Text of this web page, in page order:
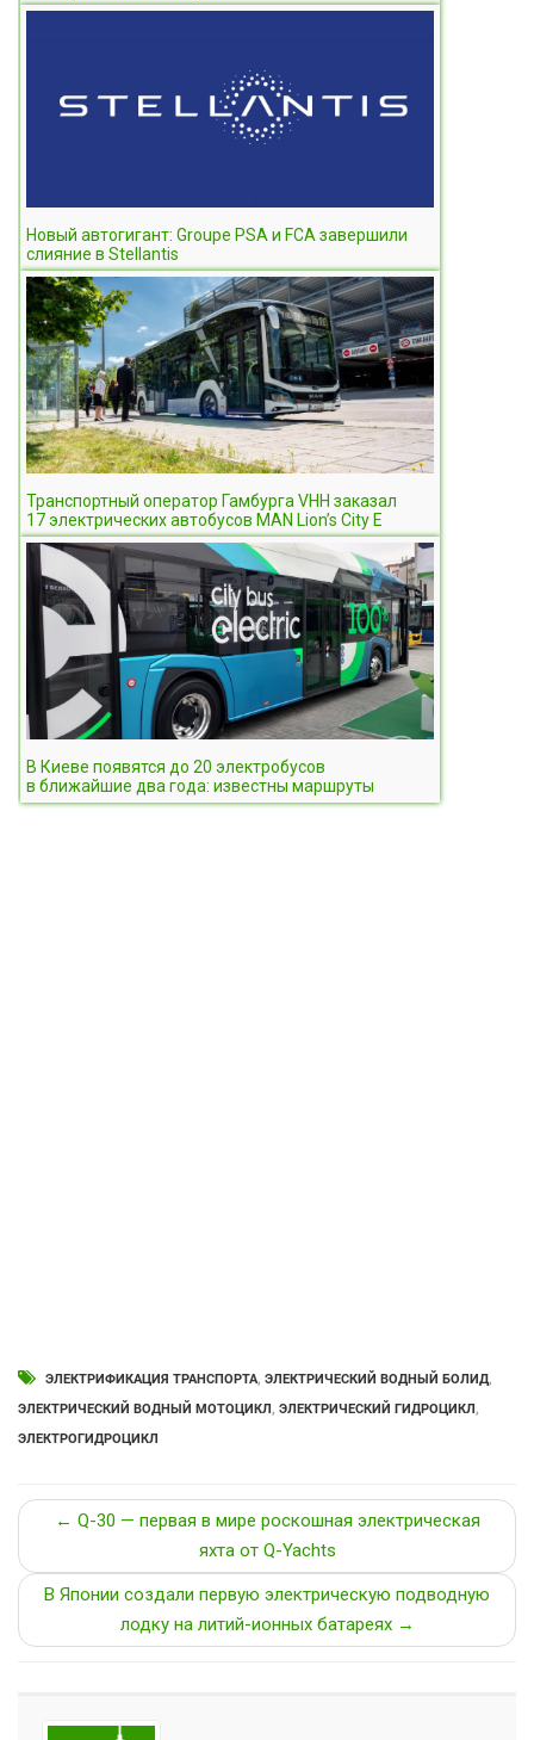
Новый автогигант: Groupe PSA и FCA завершили
слияние в Stellantis
Транспортный оператор Гамбурга VHH заказал
17 электрических автобусов MAN Lion’s City E
В Киеве появятся до 20 электробусов
в ближайшие два года: известны маршруты
ЭЛЕКТРИФИКАЦИЯ ТРАНСПОРТА, ЭЛЕКТРИЧЕСКИЙ ВОДНЫЙ БОЛИД,
ЭЛЕКТРИЧЕСКИЙ ВОДНЫЙ МОТОЦИКЛ, ЭЛЕКТРИЧЕСКИЙ ГИДРОЦИКЛ,
ЭЛЕКТРОГИДРОЦИКЛ
← Q-30 — первая в мире роскошная электрическая
яхта от Q-Yachts
В Японии создали первую электрическую подводную
лодку на литий-ионных батареях →